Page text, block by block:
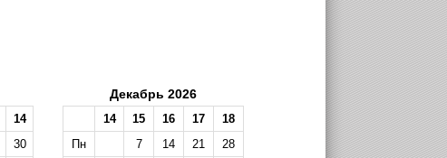
14
30
Декабрь 2026
14 15 16 17
18
Пн
7 14 21
28